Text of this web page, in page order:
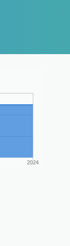
2024